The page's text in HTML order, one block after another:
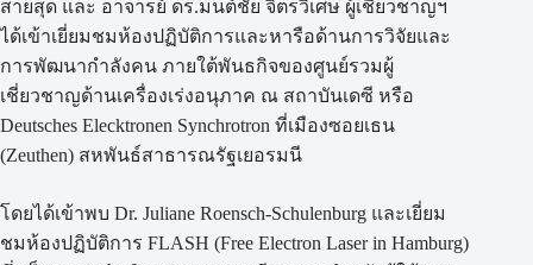
สายสุด และ อาจารย์ ดร.มนต์ชัย จิตรวิเศษ ผู้เชี่ยวชาญฯ
ได้เข้าเยี่ยมชมห้องปฏิบัติการและหารือด้านการวิจัยและ
การพัฒนากำลังคน ภายใต้พันธกิจของศูนย์รวมผู้
เชี่ยวชาญด้านเครื่องเร่งอนุภาค ณ สถาบันเดซี หรือ
Deutsches Elecktronen Synchrotron ที่เมืองซอยเธน
(Zeuthen) สหพันธ์สาธารณรัฐเยอรมนี
โดยได้เข้าพบ Dr. Juliane Roensch-Schulenburg และเยี่ยม
ชมห้องปฏิบัติการ FLASH (Free Electron Laser in Hamburg)